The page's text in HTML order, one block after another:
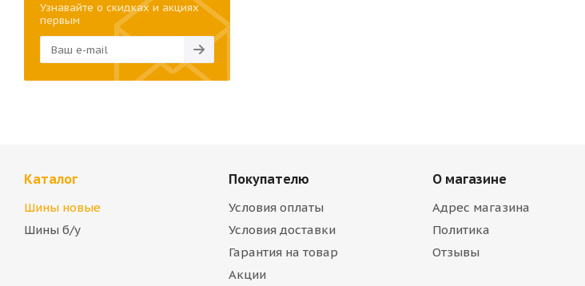
Узнавайте о скидках и акциях
первым
Каталог
Шины новые
Шины б/у
Покупателю
Условия оплаты
Условия доставки
Гарантия на товар
Акции
О магазине
Адрес магазина
Политика
Отзывы